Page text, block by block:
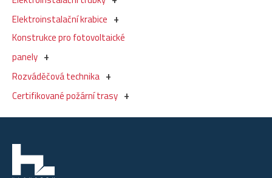
Elektroinstalační krabice
Konstrukce pro fotovoltaické
panely
Rozváděčová technika
Certifikované požární trasy